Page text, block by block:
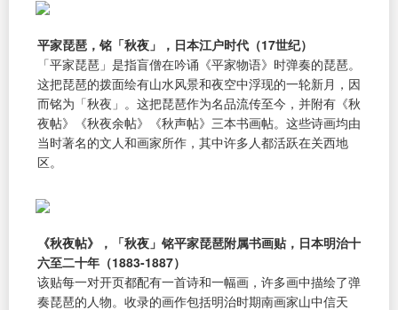
平家琵琶，铭「秋夜」，日本江户时代（17世纪）
「平家琵琶」是指盲僧在吟诵《平家物语》时弹奏的琵琶。
这把琵琶的拨面绘有山水风景和夜空中浮现的一轮新月，因
而铭为「秋夜」。这把琵琶作为名品流传至今，并附有《秋
夜帖》《秋夜余帖》《秋声帖》三本书画帖。这些诗画均由
当时著名的文人和画家所作，其中许多人都活跃在关西地
区。
《秋夜帖》，「秋夜」铭平家琵琶附属书画贴，日本明治十
六至二十年（1883-1887）
该贴每一对开页都配有一首诗和一幅画，许多画中描绘了弹
奏琵琶的人物。收录的画作包括明治时期南画家山中信天